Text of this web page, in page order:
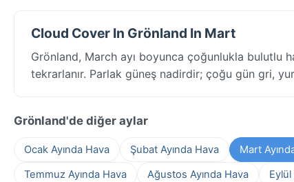
Cloud Cover In Grönland In Mart
Grönland, March ayı boyunca çoğunlukla bulutlu
tekrarlanır. Parlak güneş nadirdir; çoğu gün gri,
Grönland'de diğer aylar
Ocak Ayında Hava Şubat Ayında Hava Mart
Temmuz Ayında Hava
Ağustos Ayında Hava Eylül